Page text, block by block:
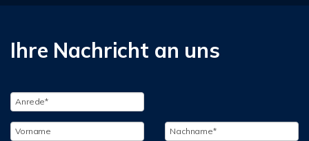
Ihre Nachricht an uns